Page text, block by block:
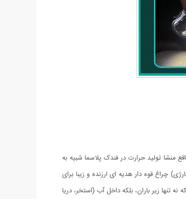
تولید حرارت در فندک پلاسما شبیه به
چراغ قوه دار هدیه ای ارزنده و زیبا برای
زیر باران، بلکه داخل آب (استخر، دریا